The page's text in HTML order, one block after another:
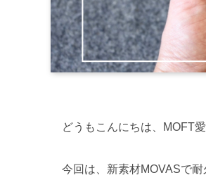
どうもこんにちは、MOFT
今回は、新素材MOVASで